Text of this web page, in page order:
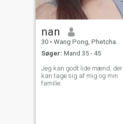
nan
30 • Wang Pong, Phetchabun, Thailand
Søger: Mand 35 - 45
Jeg kan godt lide mænd, der
kan tage sig af mig og min
familie.